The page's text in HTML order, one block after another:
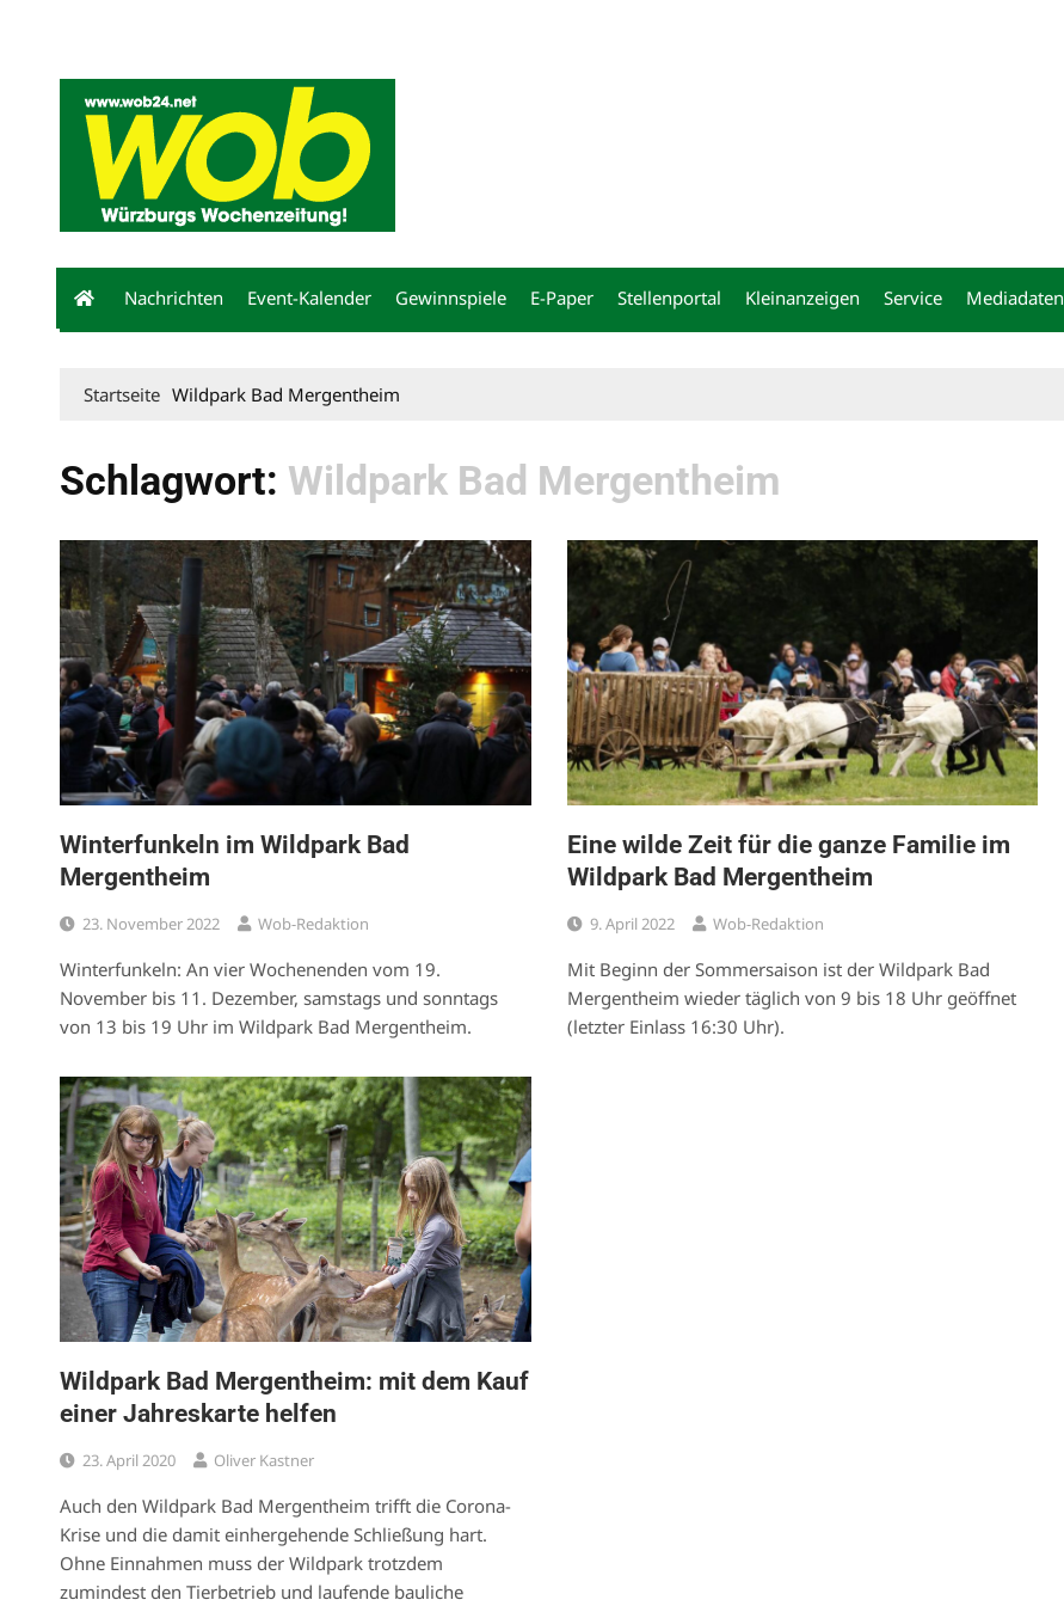
Nachrichten Event-Kalender Gewinnspiele E-Paper Stellenportal Kleinanzeigen Service Mediadaten
Startseite Wildpark Bad Mergentheim
Schlagwort: Wildpark Bad Mergentheim
Winterfunkeln im Wildpark Bad
Mergentheim
23. November 2022 Wob-Redaktion
Winterfunkeln: An vier Wochenenden vom 19.
November bis 11. Dezember, samstags und sonntags
von 13 bis 19 Uhr im Wildpark Bad Mergentheim.
Eine wilde Zeit für die ganze Familie im
Wildpark Bad Mergentheim
9. April 2022 Wob-Redaktion
Mit Beginn der Sommersaison ist der Wildpark Bad
Mergentheim wieder täglich von 9 bis 18 Uhr geöffnet
(letzter Einlass 16:30 Uhr).
Wildpark Bad Mergentheim: mit dem Kauf
einer Jahreskarte helfen
23. April 2020 Oliver Kastner
Auch den Wildpark Bad Mergentheim trifft die Corona-
Krise und die damit einhergehende Schließung hart.
Ohne Einnahmen muss der Wildpark trotzdem
zumindest den Tierbetrieb und laufende bauliche